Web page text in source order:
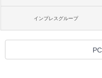
インプレスグループ